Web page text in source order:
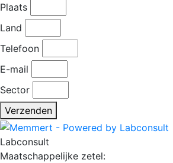
Plaats
Land
Telefoon
E-mail
Sector
Verzenden
Labconsult
Maatschappelijke zetel: